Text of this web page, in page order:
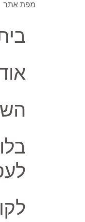
מפת אתר